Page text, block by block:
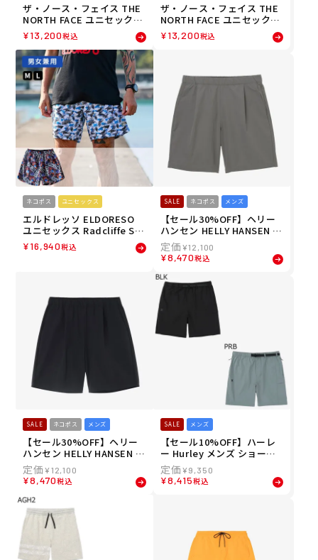
ザ・ノース・フェイス THE
NORTH FACE ユニセックス
GARフェーデッドバギーシ
ョーツ ショートパンツ ハー
フパンツ NB42665-PY 26SS
¥13,200税込
ザ・ノース・フェイス THE
NORTH FACE ユニセックス
GARフェーデッドバギーシ
ョーツ ショートパンツ ハー
¥13,200税込
ネコポス ユニセックス
エルドレッソ ELDORESO
ユニセックス Radcliffe Sh
ort ランニング ショートパ
ンツ E2112316 26SP
¥16,940税込
SALE ネコポス メンズ
【セール30%OFF】ヘリー
ハンセン HELLY HANSEN メ
ンズ ルスターストレッチウ
インドショーツ ショートパ
ンツ ハーフパンツ HO22620
-SY 26SS
¥12,100
¥8,470税込
SALE ネコポス メンズ
【セール30%OFF】ヘリー
ハンセン HELLY HANSEN メ
ンズ ルスターストレッチウ
インドショーツ ショートパ
ンツ ハーフパンツ HO22620
-K 26SS
¥12,100
¥8,470税込
SALE メンズ
【セール10%OFF】ハーレ
ー Hurley メンズ ショート
パンツ ハーフパンツ PHAN
TOM ウーブン アイコン シ
ョーツ MUWS261037 26SU
¥9,350
¥8,415税込